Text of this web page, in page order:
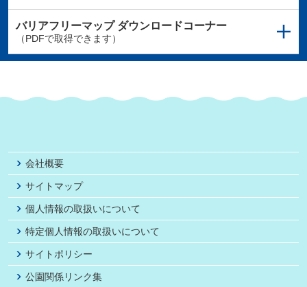
バリアフリーマップダウンロードコーナー
（PDFで取得できます）
会社概要
サイトマップ
個人情報の取扱いについて
特定個人情報の取扱いについて
サイトポリシー
公園関係リンク集